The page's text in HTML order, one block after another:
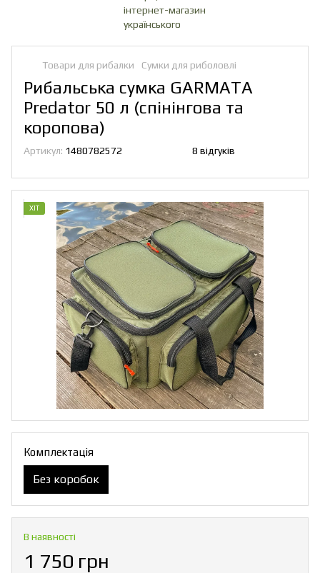
Товари для рибалки Сумки для риболовлі
Рибальська сумка GARMATA
Predator 50 л (спінінгова та
коропова)
Артикул: 1480782572 8 відгуків
ХІТ
Комплектація
Без коробок
В наявності
1 750 грн